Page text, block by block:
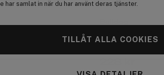
har samlat in när du har använt deras tjänster.
TILLÅT ALLA COOKIES
ml